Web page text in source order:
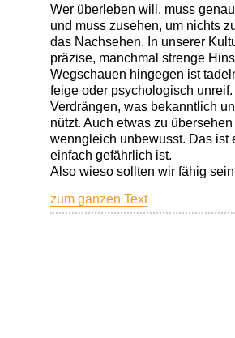
Wer überleben will, muss
und muss zusehen, um nichts
das Nachsehen. In unserer
präzise, manchmal strenge
Wegschauen hingegen ist
feige oder psychologisch
Verdrängen, was bekanntlich
nützt. Auch etwas zu
wenngleich unbewusst. Das ist
einfach gefährlich ist.
Also wieso sollten wir fähig
zum ganzen Text